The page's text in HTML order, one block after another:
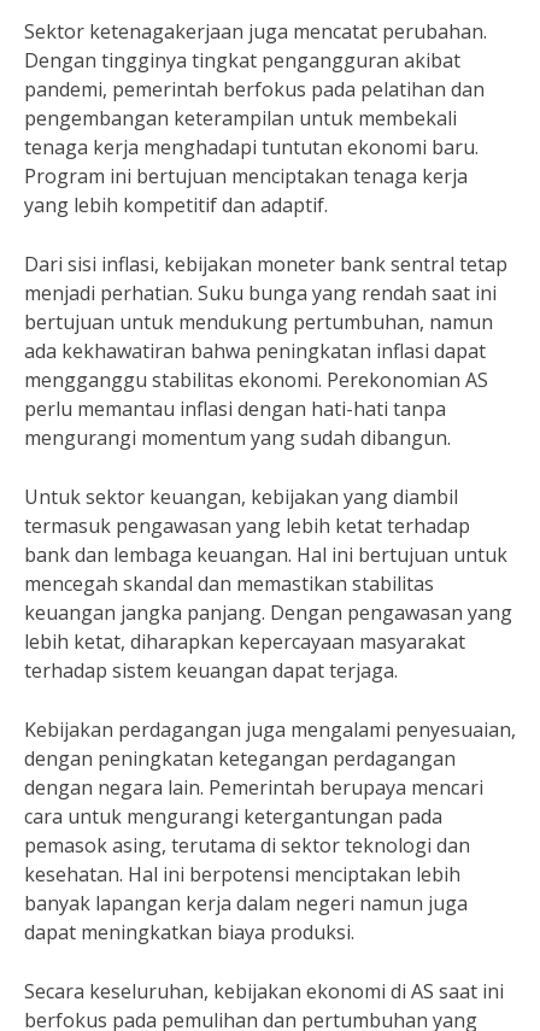
Sektor ketenagakerjaan juga mencatat perubahan.
Dengan tingginya tingkat pengangguran akibat
pandemi, pemerintah berfokus pada pelatihan dan
pengembangan keterampilan untuk membekali
tenaga kerja menghadapi tuntutan ekonomi baru.
Program ini bertujuan menciptakan tenaga kerja
yang lebih kompetitif dan adaptif.
Dari sisi inflasi, kebijakan moneter bank sentral tetap
menjadi perhatian. Suku bunga yang rendah saat ini
bertujuan untuk mendukung pertumbuhan, namun
ada kekhawatiran bahwa peningkatan inflasi dapat
mengganggu stabilitas ekonomi. Perekonomian AS
perlu memantau inflasi dengan hati-hati tanpa
mengurangi momentum yang sudah dibangun.
Untuk sektor keuangan, kebijakan yang diambil
termasuk pengawasan yang lebih ketat terhadap
bank dan lembaga keuangan. Hal ini bertujuan untuk
mencegah skandal dan memastikan stabilitas
keuangan jangka panjang. Dengan pengawasan yang
lebih ketat, diharapkan kepercayaan masyarakat
terhadap sistem keuangan dapat terjaga.
Kebijakan perdagangan juga mengalami penyesuaian,
dengan peningkatan ketegangan perdagangan
dengan negara lain. Pemerintah berupaya mencari
cara untuk mengurangi ketergantungan pada
pemasok asing, terutama di sektor teknologi dan
kesehatan. Hal ini berpotensi menciptakan lebih
banyak lapangan kerja dalam negeri namun juga
dapat meningkatkan biaya produksi.
Secara keseluruhan, kebijakan ekonomi di AS saat ini
berfokus pada pemulihan dan pertumbuhan yang